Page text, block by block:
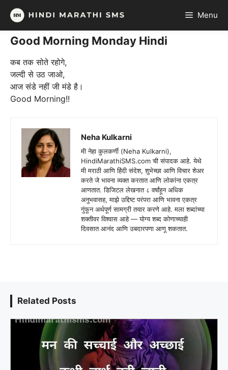
Skip
content
Menu
Good Morning Monday Hindi
कब तक सोते रहोगे,
जल्दी से उठ जाओ,
आज संडे नहीं जी मंडे है।
Good Morning!!
Neha Kulkarni
मी नेहा कुलकर्णी (Neha Kulkarni),
HindiMarathiSMS.com ची संपादक आहे. येथे
मी मराठी आणि हिंदी संदेश, शुभेच्छा आणि विचार शेअर
करते जे भावना व्यक्त करतात आणि लोकांना एकत्र
आणतात. डिजिटल लेखनात ८ वर्षांहून अधिक
अनुभवासह, माझे उद्दिष्ट परंपरा आणि भावना एकत्र
गुंफून अर्थपूर्ण सामग्री तयार करणे आहे. मला शब्दांच्या
शक्तीवर विश्वास आहे — योग्य शब्द कोणाच्याही
दिवसात आनंद आणि उबदारपणा आणू शकतात.
Related Posts